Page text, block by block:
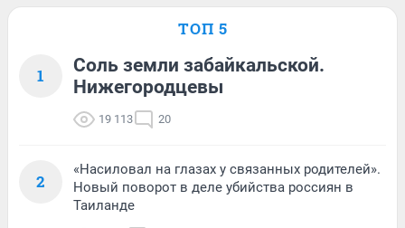
ТОП 5
1
Соль земли забайкальской.
Нижегородцевы
19 113 20
2
«Насиловал на глазах у связанных родителей».
Новый поворот в деле убийства россиян в
Таиланде